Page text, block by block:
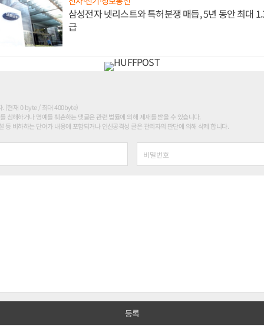
삼성전자 넷리스트와 특허분쟁 매듭, 5년 동안 최대
급
. (현재 0 byte / 최대 400byte)
침해하거나 명예를 훼손하는 댓글은 관련 법률에 의해 제재를 받을 수 있습니다.
등 비하하는 단어가 내용에 포함되거나 인신공격성 글은 관리자의 판단에 의해 삭제 합니다.